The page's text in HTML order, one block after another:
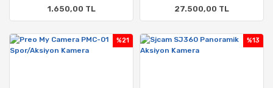
1.650,00 TL 27.500,00 TL
%21 %13